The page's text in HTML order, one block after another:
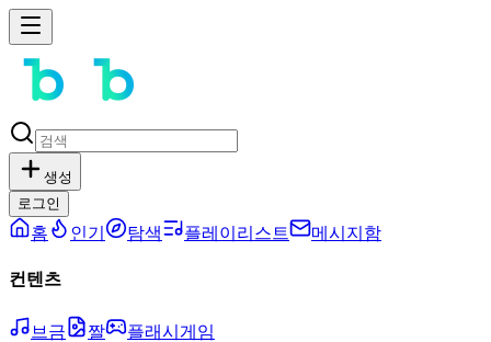
생성
로그인
홈 인기 탐색 플레이리스트 메시지함
컨텐츠
브금 짤 플래시게임